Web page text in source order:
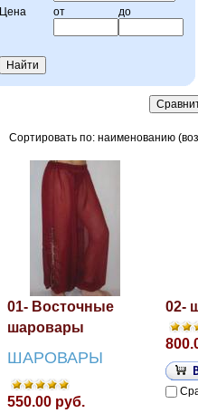
Цена
от до
Сортировать по: наименованию
01- Восточные
шаровары
ШАРОВАРЫ
550.00 руб.
02-